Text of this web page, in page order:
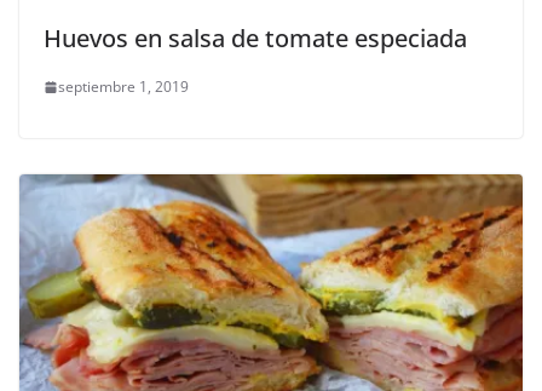
Huevos en salsa de tomate especiada
septiembre 1, 2019